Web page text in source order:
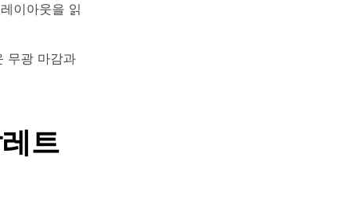
이아웃을 읽
무광 마감과
트